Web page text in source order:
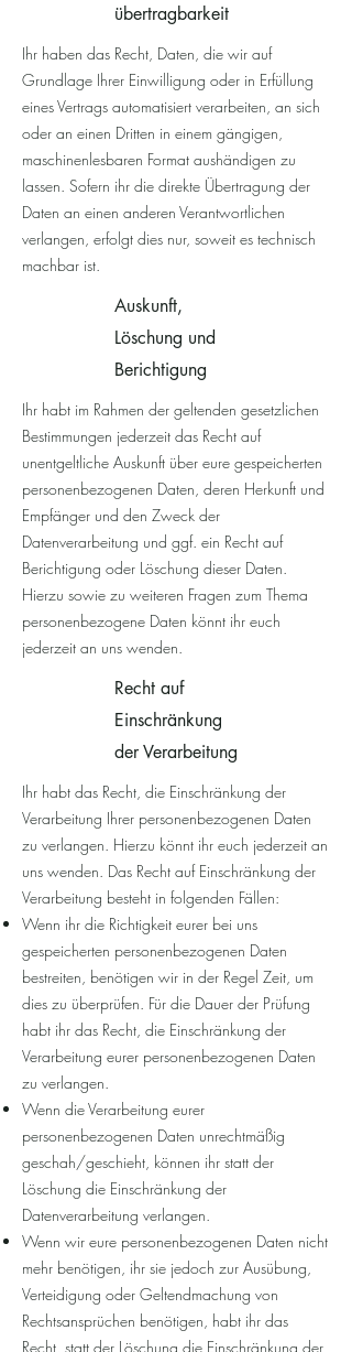
übertrag­barkeit
Ihr haben das Recht, Daten, die wir auf
Grundlage Ihrer Einwilligung oder in Erfüllung
eines Vertrags automatisiert verarbeiten, an sich
oder an einen Dritten in einem gängigen,
maschinenlesbaren Format aushändigen zu
lassen. Sofern ihr die direkte Übertragung der
Daten an einen anderen Verantwortlichen
verlangen, erfolgt dies nur, soweit es technisch
machbar ist.
Auskunft,
Löschung und
Berichtigung
Ihr habt im Rahmen der geltenden gesetzlichen
Bestimmungen jederzeit das Recht auf
unentgeltliche Auskunft über eure gespeicherten
personenbezogenen Daten, deren Herkunft und
Empfänger und den Zweck der
Datenverarbeitung und ggf. ein Recht auf
Berichtigung oder Löschung dieser Daten.
Hierzu sowie zu weiteren Fragen zum Thema
personenbezogene Daten könnt ihr euch
jederzeit an uns wenden.
Recht auf
Einschränkung
der Verarbeitung
Ihr habt das Recht, die Einschränkung der
Verarbeitung Ihrer personenbezogenen Daten
zu verlangen. Hierzu könnt ihr euch jederzeit an
uns wenden. Das Recht auf Einschränkung der
Verarbeitung besteht in folgenden Fällen:
Wenn ihr die Richtigkeit eurer bei uns
gespeicherten personenbezogenen Daten
bestreiten, benötigen wir in der Regel Zeit, um
dies zu überprüfen. Für die Dauer der Prüfung
habt ihr das Recht, die Einschränkung der
Verarbeitung eurer personenbezogenen Daten
zu verlangen.
Wenn die Verarbeitung eurer
personenbezogenen Daten unrechtmäßig
geschah/geschieht, können ihr statt der
Löschung die Einschränkung der
Datenverarbeitung verlangen.
Wenn wir eure personenbezogenen Daten nicht
mehr benötigen, ihr sie jedoch zur Ausübung,
Verteidigung oder Geltendmachung von
Rechtsansprüchen benötigen, habt ihr das
Recht, statt der Löschung die Einschränkung der